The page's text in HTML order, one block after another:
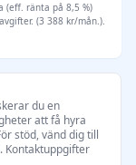
(eff. ränta på 8,5 %)
(3 388 kr/mån.).
du en
att få hyra
stöd, vänd dig till
Kontaktuppgifter